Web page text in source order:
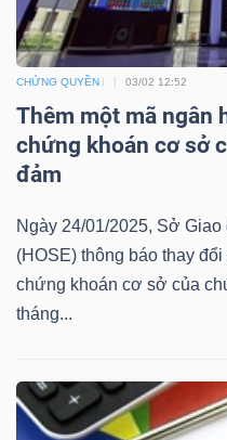
CHỨNG QUYỀN 03/02 12:52
Thêm một mã ngân
chứng khoán cơ sở
đảm
Ngày 24/01/2025, Sở
(HOSE) thông báo thay
chứng khoán cơ sở của
tháng...
ĐỘNG
SẢN
Mã
chứng
khoán
Tất cả Cổ phiếu
Lãnh
Tất cả Người nội bộ